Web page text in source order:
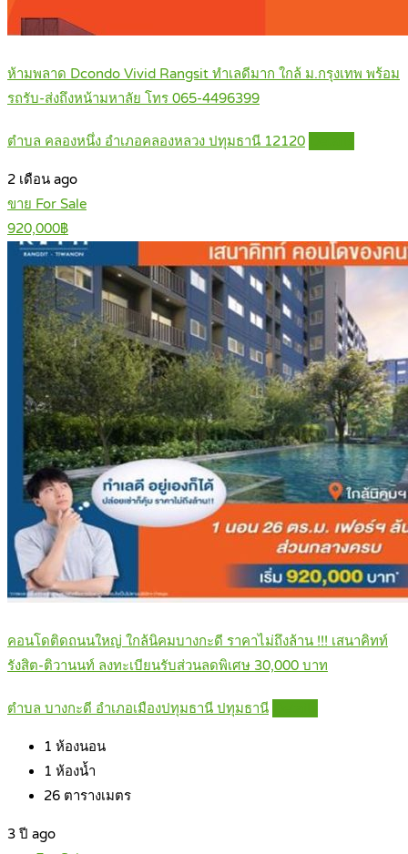
ห้ามพลาด Dcondo Vivid Rangsit ทำเลดีมาก ใกล้ ม.กรุงเทพ พร้อม
รถรับ-ส่งถึงหน้ามหาลัย โทร 065-4496399
ตำบล คลองหนึ่ง อำเภอคลองหลวง ปทุมธานี 12120
2 เดือน ago
ขาย For Sale
920,000฿
คอนโดติดถนนใหญ่ ใกล้นิคมบางกะดี ราคาไม่ถึงล้าน !!! เสนาคิทท์
รังสิต-ติวานนท์ ลงทะเบียนรับส่วนลดพิเศษ 30,000 บาท
ตำบล บางกะดี อำเภอเมืองปทุมธานี ปทุมธานี
1 ห้องนอน
1 ห้องน้ำ
26 ตารางเมตร
3 ปี ago